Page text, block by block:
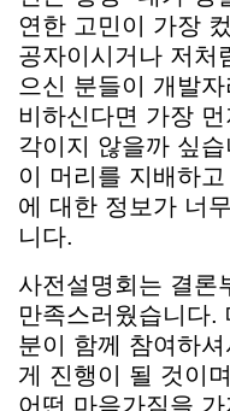
연한 고민이 가장
공자이시거나 저처
으신 분들이 개발
비하신다면 가장
각이지 않을까 싶
이 머리를 지배하
에 대한 정보가 너
니다.
사전설명회는 결론
만족스러웠습니다.
분이 함께 참여하
게 진행이 될 것이
어떤 마음가짐을